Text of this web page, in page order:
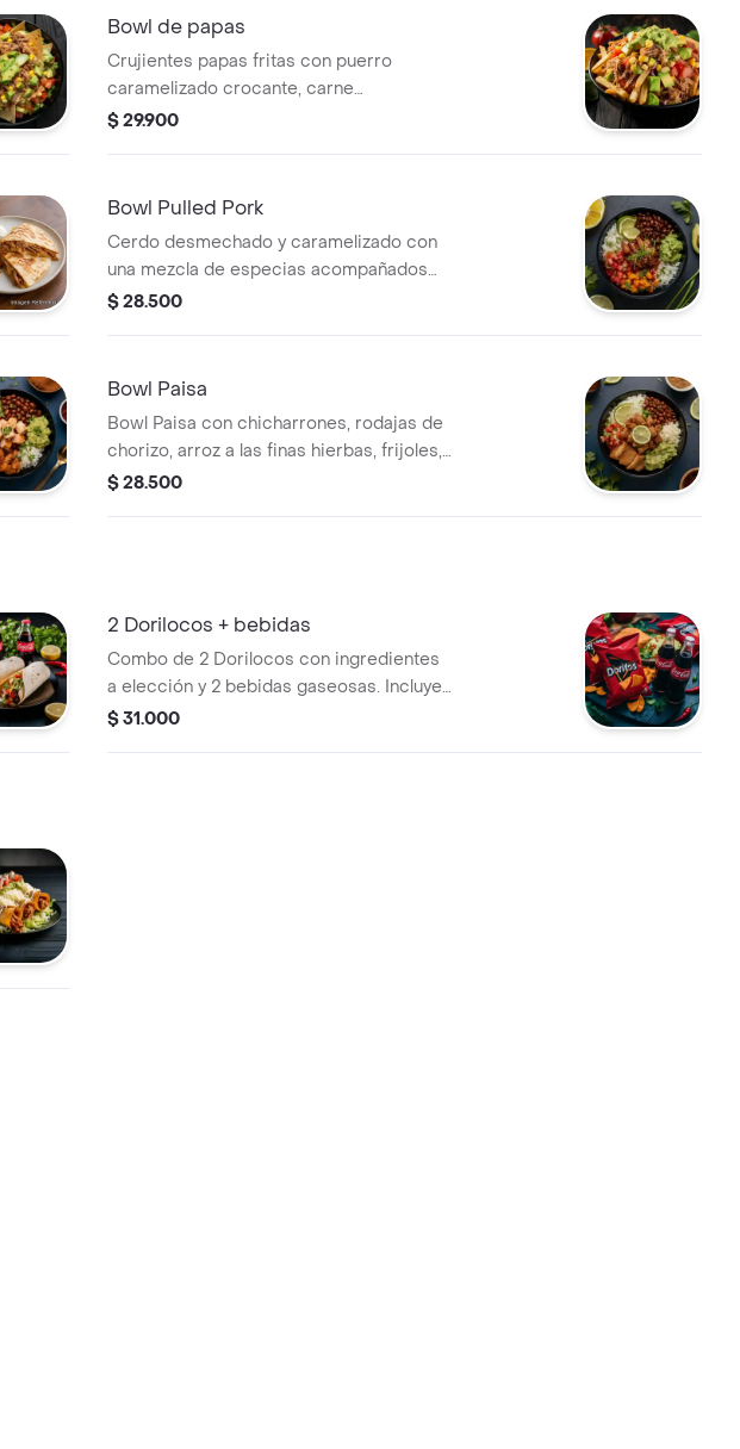
Bowl de papas
Crujientes papas fritas con puerro
caramelizado crocante, carne
desmechada llena de sazón, maicitos
$ 29.900
Bowl Pulled Pork
Cerdo desmechado y caramelizado con
una mezcla de especias acompañados
de arroz a las finas hierbas, frijoles, maíz,
$ 28.500
Bowl Paisa
Bowl Paisa con chicharrones, rodajas de
chorizo, arroz a las finas hierbas, frijoles,
maíz, pico de gallo, lechuga y guacamole.
$ 28.500
2 Dorilocos + bebidas
Combo de 2 Dorilocos con ingredientes
a elección y 2 bebidas gaseosas. Incluye
bolsas de Doritos y refrescos.
$ 31.000